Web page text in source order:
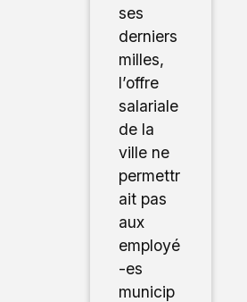
ses
derniers
milles,
l’offre
salariale
de la
ville ne
permettr
ait pas
aux
employé
-es
municip